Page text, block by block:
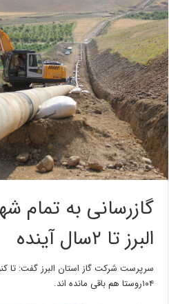
گازرسانی به تمام
البرز تا ۲سال آینده
۱۰۴روستا هم باقی مانده اند.